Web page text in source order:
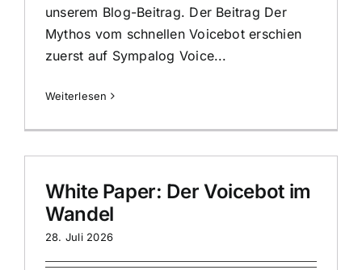
unserem Blog-Beitrag. Der Beitrag Der
Mythos vom schnellen Voicebot erschien
zuerst auf Sympalog Voice...
Weiterlesen
White Paper: Der Voicebot im
Wandel
28. Juli 2026